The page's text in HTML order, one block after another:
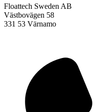
Floattech Sweden AB
Västbovägen 58
331 53 Värnamo